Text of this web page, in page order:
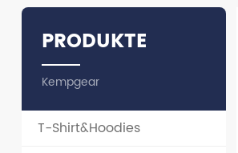
PRODUKTE
Kempgear
T-Shirt&Hoodies